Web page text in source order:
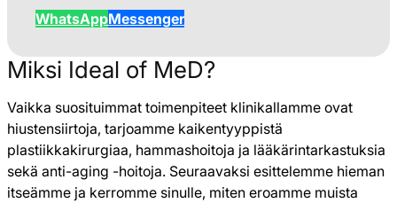
WhatsAppMessenger
Miksi Ideal of MeD?
Vaikka suosituimmat toimenpiteet klinikallamme ovat
hiustensiirtoja, tarjoamme kaikentyyppistä
plastiikkakirurgiaa, hammashoitoja ja lääkärintarkastuksia
sekä anti-aging -hoitoja. Seuraavaksi esittelemme hieman
itseämme ja kerromme sinulle, miten eroamme muista